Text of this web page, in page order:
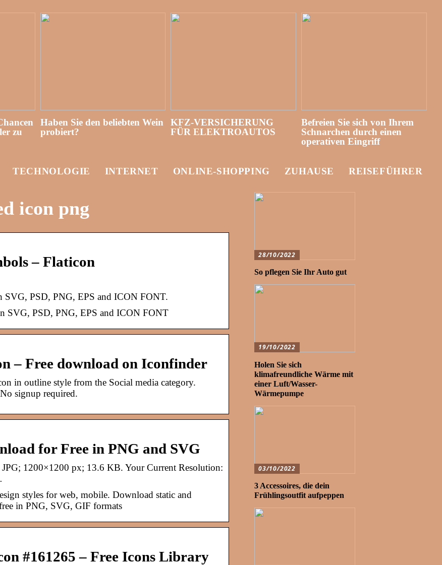
zu
Haben Sie den beliebten Wein
probiert?
KFZ-VERSICHERUNG
FÜR ELEKTROAUTOS
Befreien Sie sich von Ihrem
Schnarchen durch einen
operativen Eingriff
TECHNOLOGIE INTERNET ONLINE-SHOPPING ZUHAUSE REISEFÜHRER
icon png
– Flaticon
SVG, PSD, PNG, EPS and ICON FONT.
SVG, PSD, PNG, EPS and ICON FONT
– Free download on Iconfinder
in outline style from the Social media category.
signup required.
for Free in PNG and SVG
1200×1200 px; 13.6 KB. Your Current Resolution:
styles for web, mobile. Download static and
in PNG, SVG, GIF formats
#161265 – Free Icons Library
28/10/2022
So pflegen Sie Ihr Auto gut
19/10/2022
Holen Sie sich
klimafreundliche Wärme mit
einer Luft/Wasser-
Wärmepumpe
03/10/2022
3 Accessoires, die dein
Frühlingsoutfit aufpeppen